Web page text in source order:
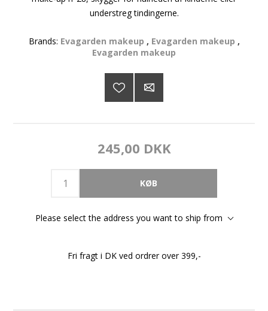
understreg tindingerne.
Brands: Evagarden makeup , Evagarden makeup ,
Evagarden makeup
245,00 DKK
Please select the address you want to ship from
Fri fragt i DK ved ordrer over 399,-